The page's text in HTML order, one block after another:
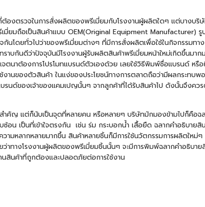
งตรวจในการสั่งผลิตของพรีเมี่ยมกับโรงงานผู้ผลิตใดๆ แต่บางบ
ยมถือเป็นสินค้าแบบ OEM(Original Equipment Manufacturer)
นโดยทั่วไปว่าของพรีเมี่ยมต่างๆ ที่มีการสั่งผลิตเพื่อใช้ในกิจกรรมท
กันดีว่าปัจจุบันมีโรงงานผู้รับผลิตสินค้าพรีเมี่ยมหน้าใหม่เกิดขึ้นมากม
จตนาต้องการโปรโมทแบรนด์ตัวเองด้วย เลยใช้วิธีพิมพ์ชื่อแบรนด์
านของตัวสินค้า ในแง่ของประโยชน์ทางการตลาดถือว่ามีผลกระทบ
นด์ของเจ้าของแคมเปญนั้นๆ จากลูกค้าที่ได้รับสินค้าไป ดังนั้นจึงควร
คัญ แต่ก็นับเป็นจุดที่หลายคน หรือหลายๆ บริษัทมักมองข้ามไปก็คือฉ
ซ้อน เป็นที่เข้าใจตรงกัน เช่น ร่ม กระบอกน้ำ เสื้อยืด ฉลากคำอธิบายสิ
มหลากหลายมากขึ้น สินค้าหลายชิ้นก็มีการใช้นวัตกรรมการผลิตใหม่
าทางโรงงานผู้ผลิตของพรีเมี่ยมชิ้นนั้นๆ จะมีการพิมพ์ฉลากคำอธิบา
นสินค้าที่ถูกต้องและปลอดภัยต่อการใช้งาน